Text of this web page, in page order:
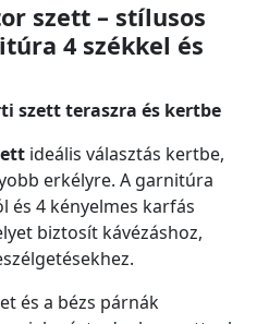
szett – stílusos
4 székkel és
szett teraszra és kertbe
ideális választás kertbe,
erkélyre. A garnitúra
és 4 kényelmes karfás
biztosít kávézáshoz,
és a bézs párnák